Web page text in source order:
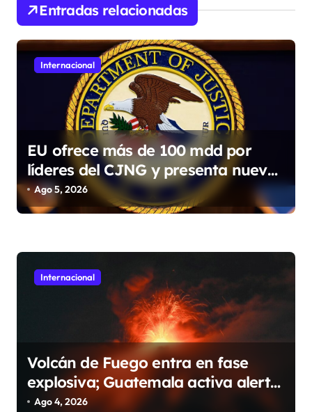
n
d
a
d
s
Entradas relacionadas
Internacional
EU ofrece más de 100 mdd por
líderes del CJNG y presenta nuevos
cargos
Ago 5, 2026
Internacional
Volcán de Fuego entra en fase
explosiva; Guatemala activa alerta
anaranjada
Ago 4, 2026